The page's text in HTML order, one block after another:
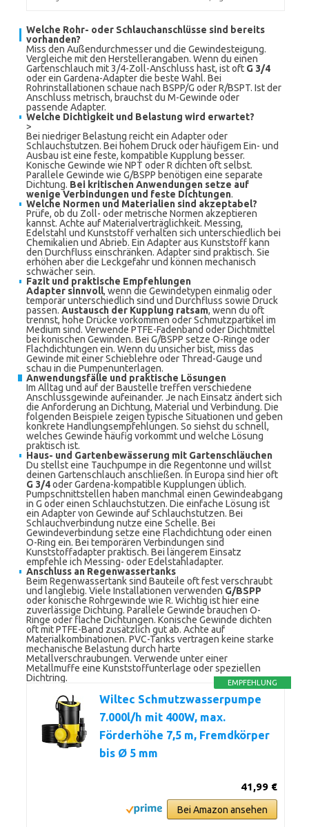
Welche Rohr- oder Schlauchanschlüsse sind bereits
vorhanden?
Miss den Außendurchmesser und die Gewindesteigung.
Vergleiche mit den Herstellerangaben. Wenn du einen
Gartenschlauch mit 3/4-Zoll-Anschluss hast, ist oft G 3/4
oder ein Gardena-Adapter die beste Wahl. Bei
Rohrinstallationen schaue nach BSPP/G oder R/BSPT. Ist der
Anschluss metrisch, brauchst du M-Gewinde oder
passende Adapter.
Welche Dichtigkeit und Belastung wird erwartet?
>
Bei niedriger Belastung reicht ein Adapter oder
Schlauchstutzen. Bei hohem Druck oder häufigem Ein- und
Ausbau ist eine feste, kompatible Kupplung besser.
Konische Gewinde wie NPT oder R dichten oft selbst.
Parallele Gewinde wie G/BSPP benötigen eine separate
Dichtung. Bei kritischen Anwendungen setze auf
wenige Verbindungen und feste Dichtungen.
Welche Normen und Materialien sind akzeptabel?
Prüfe, ob du Zoll- oder metrische Normen akzeptieren
kannst. Achte auf Materialverträglichkeit. Messing,
Edelstahl und Kunststoff verhalten sich unterschiedlich bei
Chemikalien und Abrieb. Ein Adapter aus Kunststoff kann
den Durchfluss einschränken. Adapter sind praktisch. Sie
erhöhen aber die Leckgefahr und können mechanisch
schwächer sein.
Fazit und praktische Empfehlungen
Adapter sinnvoll, wenn die Gewindetypen einmalig oder
temporär unterschiedlich sind und Durchfluss sowie Druck
passen. Austausch der Kupplung ratsam, wenn du oft
trennst, hohe Drücke vorkommen oder Schmutzpartikel im
Medium sind. Verwende PTFE-Fadenband oder Dichtmittel
bei konischen Gewinden. Bei G/BSPP setze O-Ringe oder
Flachdichtungen ein. Wenn du unsicher bist, miss das
Gewinde mit einer Schieblehre oder Thread-Gauge und
schau in die Pumpenunterlagen.
Anwendungsfälle und praktische Lösungen
Im Alltag und auf der Baustelle treffen verschiedene
Anschlussgewinde aufeinander. Je nach Einsatz ändert sich
die Anforderung an Dichtung, Material und Verbindung. Die
folgenden Beispiele zeigen typische Situationen und geben
konkrete Handlungsempfehlungen. So siehst du schnell,
welches Gewinde häufig vorkommt und welche Lösung
praktisch ist.
Haus- und Gartenbewässerung mit Gartenschläuchen
Du stellst eine Tauchpumpe in die Regentonne und willst
deinen Gartenschlauch anschließen. In Europa sind hier oft
G 3/4oder Gardena-kompatible Kupplungen üblich.
Pumpschnittstellen haben manchmal einen Gewindeabgang
in G oder einen Schlauchstutzen. Die einfache Lösung ist
ein Adapter von Gewinde auf Schlauchstutzen. Bei
Schlauchverbindung nutze eine Schelle. Bei
Gewindeverbindung setze eine Flachdichtung oder einen
O-Ring ein. Bei temporären Verbindungen sind
Kunststoffadapter praktisch. Bei längerem Einsatz
empfehle ich Messing- oder Edelstahladapter.
Anschluss an Regenwassertanks
Beim Regenwassertank sind Bauteile oft fest verschraubt
und langlebig. Viele Installationen verwenden G/BSPP
oder konische Rohrgewinde wie R. Wichtig ist hier eine
zuverlässige Dichtung. Parallele Gewinde brauchen O-
Ringe oder flache Dichtungen. Konische Gewinde dichten
oft mit PTFE-Band zusätzlich gut ab. Achte auf
Materialkombinationen. PVC-Tanks vertragen keine starke
mechanische Belastung durch harte
Metallverschraubungen. Verwende unter einer
Metallmuffe eine Kunststoffunterlage oder speziellen
Dichtring.
EMPFEHLUNG
Wiltec Schmutzwasserpumpe
7.000l/h mit 400W, max.
Förderhöhe 7,5 m, Fremdkörper
bis Ø 5 mm
41,99 €
Bei Amazon ansehen